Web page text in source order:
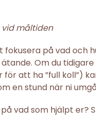
vid måltiden
fokusera på vad
Om du
för att ha ”full koll”)
en stund när ni
vad som hjälpt